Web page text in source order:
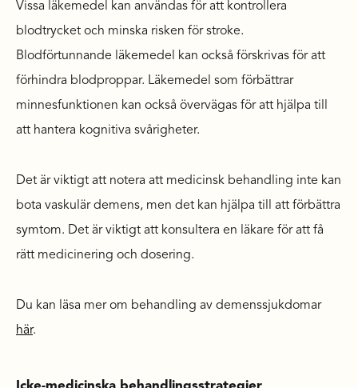
Vissa läkemedel kan användas för att kontrollera
blodtrycket och minska risken för stroke.
Blodförtunnande läkemedel kan också förskrivas för att
förhindra blodproppar. Läkemedel som förbättrar
minnesfunktionen kan också övervägas för att hjälpa till
att hantera kognitiva svårigheter.
Det är viktigt att notera att medicinsk behandling inte kan
bota vaskulär demens, men det kan hjälpa till att förbättra
symtom. Det är viktigt att konsultera en läkare för att få
rätt medicinering och dosering.
Du kan läsa mer om behandling av demenssjukdomar
här.